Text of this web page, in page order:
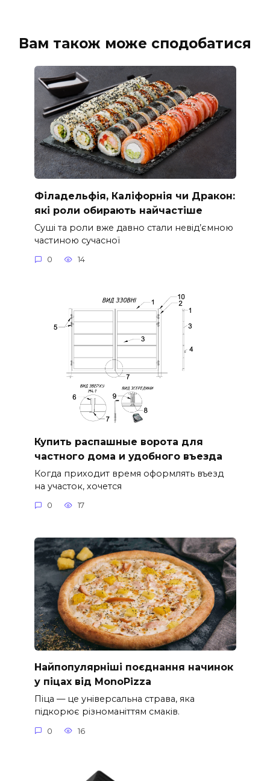
Вам також може сподобатися
Філадельфія, Каліфорнія чи Дракон:
які роли обирають найчастіше
Суші та роли вже давно стали невід’ємною
частиною сучасної
0 14
Купить распашные ворота для
частного дома и удобного въезда
Когда приходит время оформлять въезд
на участок, хочется
0 17
Найпопулярніші поєднання начинок
у піцах від MonoPizza
Піца — це універсальна страва, яка
підкорює різноманіттям смаків.
0 16